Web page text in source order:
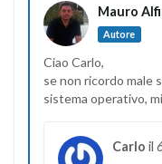
Mauro
Autore
Ciao Carlo,
se non ricordo male
sistema operativo,
Carlo il